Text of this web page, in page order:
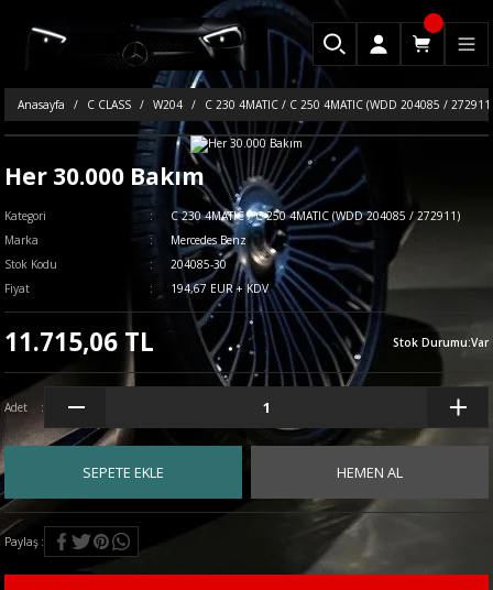
Anasayfa C CLASS W204 C 230 4MATIC / C 250 4MATIC (WDD 204085 / 272911)
Her 30.000 Bakım
Kategori
C 230 4MATIC / C 250 4MATIC (WDD 204085 / 272911)
Marka
Mercedes Benz
Stok Kodu
204085-30
Fiyat
194,67 EUR + KDV
11.715,06 TL Stok Durumu:Var
Adet
SEPETE EKLE HEMEN AL
Paylaş